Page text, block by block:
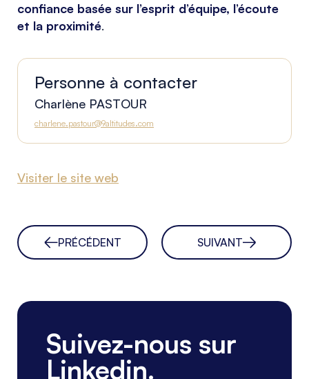
confiance basée sur l’esprit d’équipe, l’écoute
et la proximité.
Personne à contacter
Charlène PASTOUR
charlene.pastour@9altitudes.com
Visiter le site web
PRÉCÉDENT SUIVANT
Suivez-nous sur
Linkedin.